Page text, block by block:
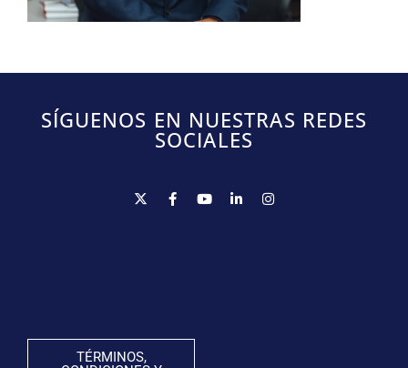
SÍGUENOS EN NUESTRAS REDES
SOCIALES
TÉRMINOS,